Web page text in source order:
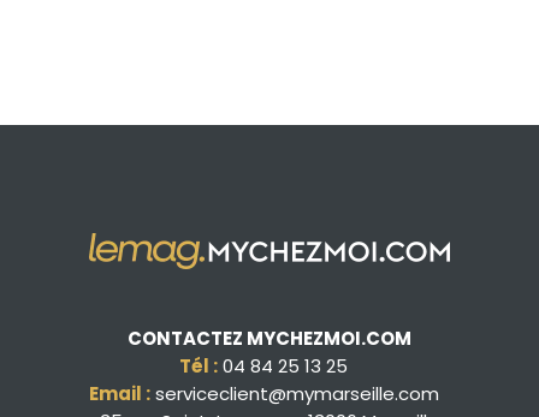
CONTACTEZ MYCHEZMOI.COM
Tél :04 84 25 13 25
Email : serviceclient@mymarseille.com